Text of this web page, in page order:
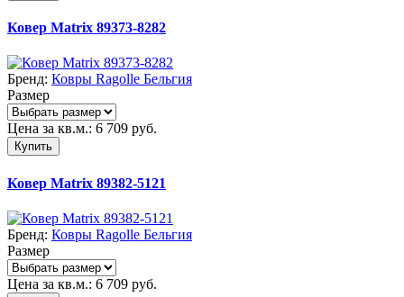
Ковер Matrix 89373-8282
Бренд: Ковры Ragolle Бельгия
Размер
Цена за кв.м.: 6 709 руб.
Купить
Ковер Matrix 89382-5121
Бренд: Ковры Ragolle Бельгия
Размер
Цена за кв.м.: 6 709 руб.